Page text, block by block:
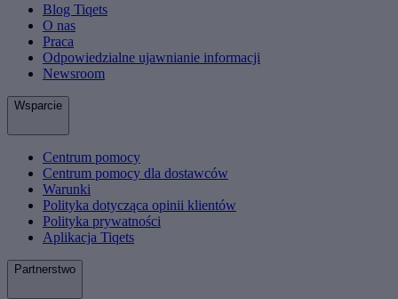
Blog Tiqets
O nas
Praca
Odpowiedzialne ujawnianie informacji
Newsroom
Wsparcie
Centrum pomocy
Centrum pomocy dla dostawców
Warunki
Polityka dotycząca opinii klientów
Polityka prywatności
Aplikacja Tiqets
Partnerstwo